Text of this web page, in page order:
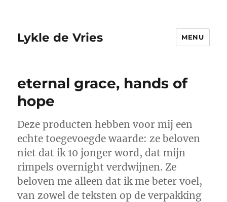
Lykle de Vries MENU
eternal grace, hands of
hope
Deze producten hebben voor mij een
echte toegevoegde waarde: ze beloven
niet dat ik 10 jonger word, dat mijn
rimpels overnight verdwijnen. Ze
beloven me alleen dat ik me beter voel,
van zowel de teksten op de verpakking